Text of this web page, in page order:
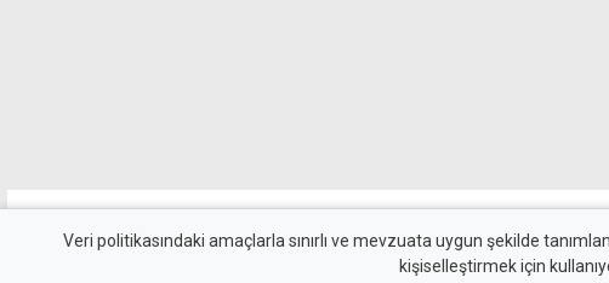
Hayat Yaşam Cansever tedavi gördüğü hastanede hayatını kaybetti
Veri politikasındaki amaçlarla sınırlı ve mevzuata uygun şekilde
kişiselleştirmek için